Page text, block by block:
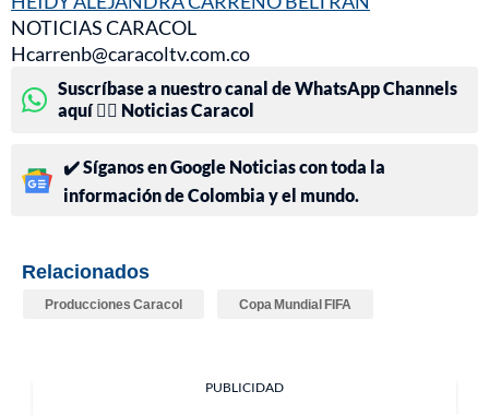
NOTICIAS CARACOL
Hcarrenb@caracoltv.com.co
Suscríbase a nuestro canal de WhatsApp Channels
aquí 👉🏻 Noticias Caracol
✔️ Síganos en Google Noticias con toda la
información de Colombia y el mundo.
Relacionados
Producciones Caracol Copa Mundial FIFA
PUBLICIDAD